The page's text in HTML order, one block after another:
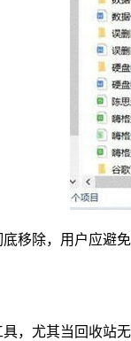
移除，用户应避
，尤其当回收站